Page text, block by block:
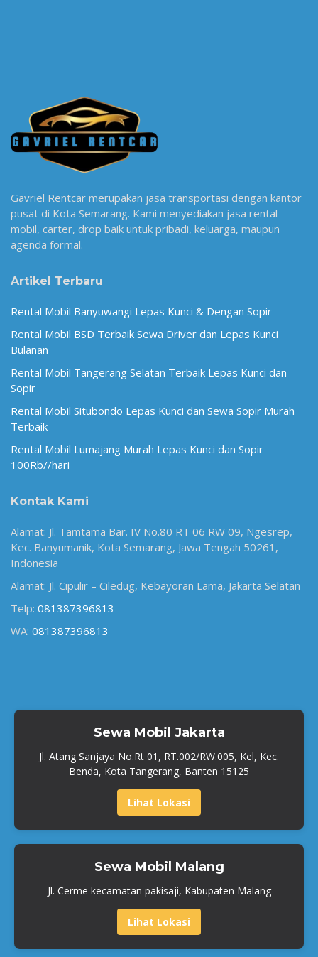
Gavriel Rentcar merupakan jasa transportasi dengan kantor
pusat di Kota Semarang. Kami menyediakan jasa rental
mobil, carter, drop baik untuk pribadi, keluarga, maupun
agenda formal.
Artikel Terbaru
Rental Mobil Banyuwangi Lepas Kunci & Dengan Sopir
Rental Mobil BSD Terbaik Sewa Driver dan Lepas Kunci
Bulanan
Rental Mobil Tangerang Selatan Terbaik Lepas Kunci dan
Sopir
Rental Mobil Situbondo Lepas Kunci dan Sewa Sopir Murah
Terbaik
Rental Mobil Lumajang Murah Lepas Kunci dan Sopir
100Rb//hari
Kontak Kami
Alamat: Jl. Tamtama Bar. IV No.80 RT 06 RW 09, Ngesrep,
Kec. Banyumanik, Kota Semarang, Jawa Tengah 50261,
Indonesia
Alamat: Jl. Cipulir – Ciledug, Kebayoran Lama, Jakarta Selatan
Telp: 081387396813
WA: 081387396813
Sewa Mobil Jakarta
Jl. Atang Sanjaya No.Rt 01, RT.002/RW.005, Kel, Kec.
Benda, Kota Tangerang, Banten 15125
Lihat Lokasi
Sewa Mobil Malang
Jl. Cerme kecamatan pakisaji, Kabupaten Malang
Lihat Lokasi